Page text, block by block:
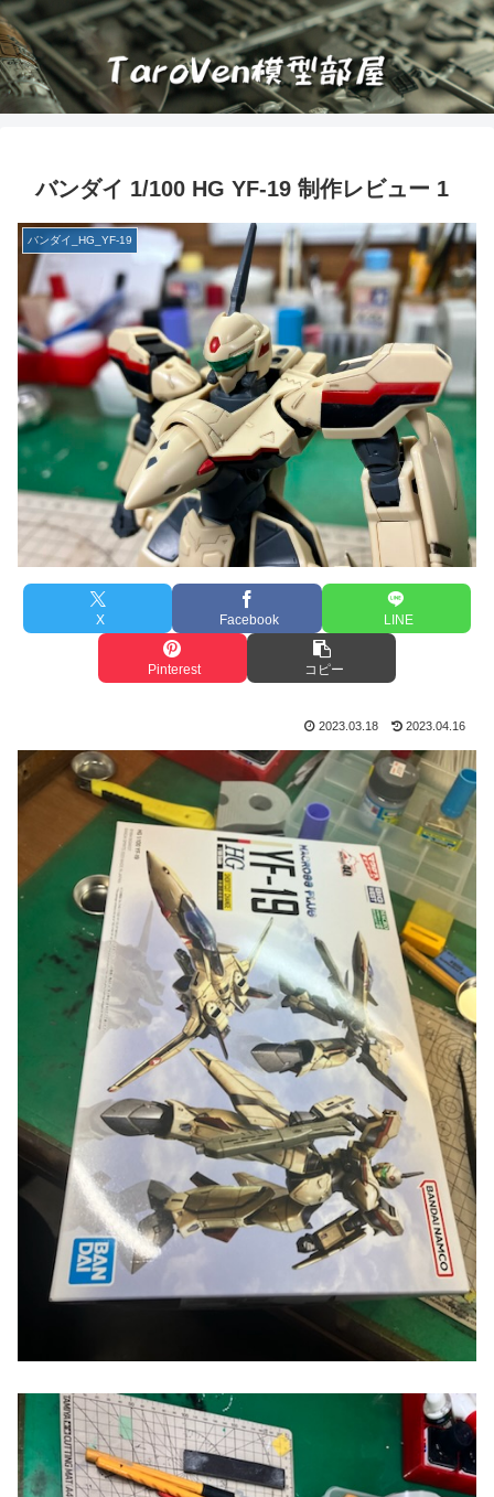
バンダイ 1/100 HG YF-19 制作レビュー 1
バンダイ_HG_YF-19
X Facebook LINE
Pinterest コピー
2023.03.18 2023.04.16